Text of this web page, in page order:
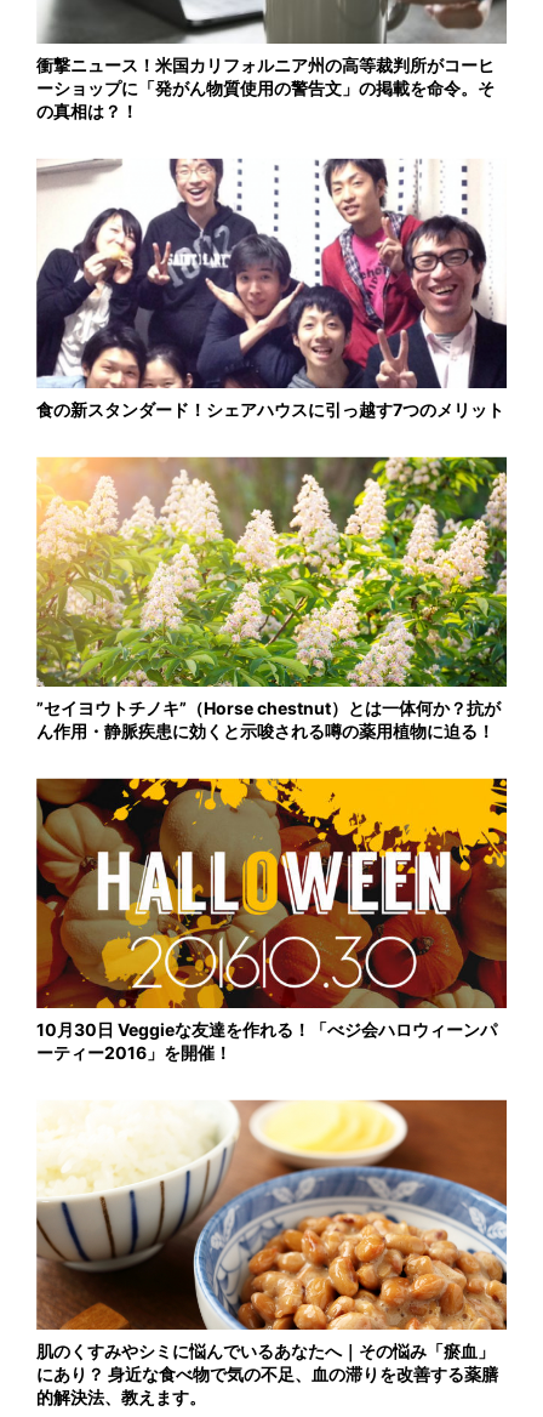
衝撃ニュース！米国カリフォルニア州の高等裁判所がコーヒ
ーショップに「発がん物質使用の警告文」の掲載を命令。そ
の真相は？！
食の新スタンダード！シェアハウスに引っ越す7つのメリット
”セイヨウトチノキ”（Horse chestnut）とは一体何か？抗が
ん作用・静脈疾患に効くと示唆される噂の薬用植物に迫る！
10月30日 Veggieな友達を作れる！「べジ会ハロウィーンパ
ーティー2016」を開催！
肌のくすみやシミに悩んでいるあなたへ｜その悩み「瘀血」
にあり？ 身近な食べ物で気の不足、血の滞りを改善する薬膳
的解決法、教えます。